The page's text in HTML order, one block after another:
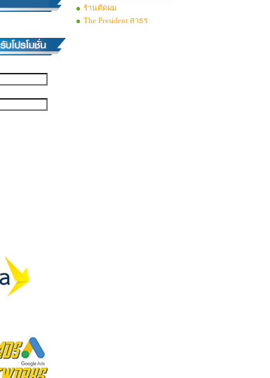
ร้านตัดผม
The President สาธร